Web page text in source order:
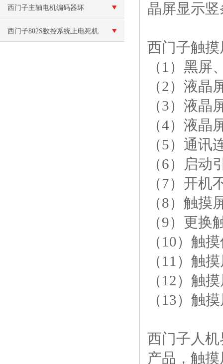
示（开机就黑屏）
西门子主轴电机编码器坏
西门子802S数控系统上电死机
晶屏显示
西门子触
（1）黑屏
（2）液
（3）液
（4）液晶
（5）通讯
（6）启动
（7）开机
（8）触摸
（9）更换
（10）触
（11）触
（12）触
（13）触
西门子人机
产品，触